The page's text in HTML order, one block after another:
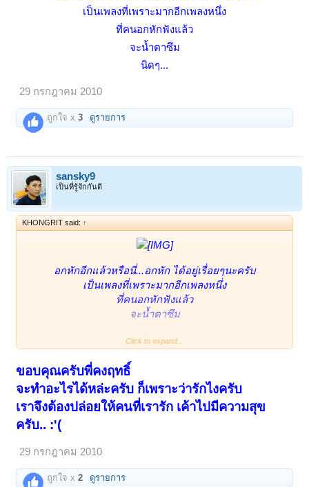
เป็นเพลงที่เพราะมากอีกเพลงหนึ่ง
ที่คนอกหักฟังแล้ว
จะน้ำตาซึม
นิดๆ...
29 กรกฎาคม 2010
ถูกใจ x3 ดูรายการ
sansky9
เป็นที่รู้จักกันดี
KHONGRIT said: ↑
อกหักอีกแล้วหรือนี่...อกหัก ได้อยู่เรื่อยๆนะครับ
เป็นเพลงที่เพราะมากอีกเพลงหนึ่ง
ที่คนอกหักฟังแล้ว
จะน้ำตาซึม
นิดๆ...
Click to expand...
ขอบคุณครับพี่คงฤทธิ์
จะทำอะไรได้หล่ะครับ ก็เพราะว่ารักไงครับ
เราจึงต้องปล่อยให้คนที่เรารัก เค้าไปมีความสุข
ครับ.. :'(
29 กรกฎาคม 2010
ถูกใจ x2 ดูรายการ